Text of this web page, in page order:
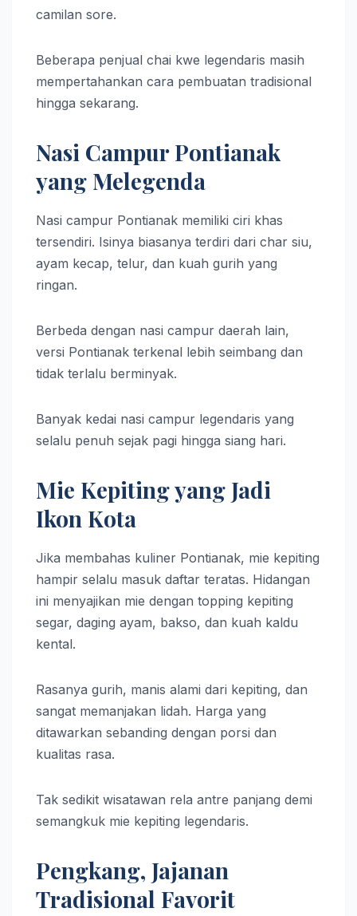
camilan sore.
Beberapa penjual chai kwe legendaris masih
mempertahankan cara pembuatan tradisional
hingga sekarang.
Nasi Campur Pontianak
yang Melegenda
Nasi campur Pontianak memiliki ciri khas
tersendiri. Isinya biasanya terdiri dari char siu,
ayam kecap, telur, dan kuah gurih yang
ringan.
Berbeda dengan nasi campur daerah lain,
versi Pontianak terkenal lebih seimbang dan
tidak terlalu berminyak.
Banyak kedai nasi campur legendaris yang
selalu penuh sejak pagi hingga siang hari.
Mie Kepiting yang Jadi
Ikon Kota
Jika membahas kuliner Pontianak, mie kepiting
hampir selalu masuk daftar teratas. Hidangan
ini menyajikan mie dengan topping kepiting
segar, daging ayam, bakso, dan kuah kaldu
kental.
Rasanya gurih, manis alami dari kepiting, dan
sangat memanjakan lidah. Harga yang
ditawarkan sebanding dengan porsi dan
kualitas rasa.
Tak sedikit wisatawan rela antre panjang demi
semangkuk mie kepiting legendaris.
Pengkang, Jajanan
Tradisional Favorit